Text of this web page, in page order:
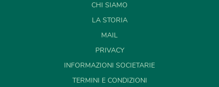
CHI SIAMO
LA STORIA
MAIL
PRIVACY
INFORMAZIONI SOCIETARIE
TERMINI E CONDIZIONI